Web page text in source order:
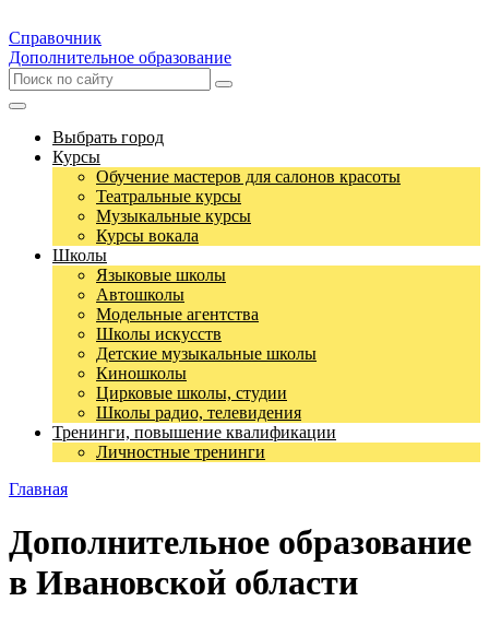
Справочник
Дополнительное образование
Выбрать город
Курсы
Обучение мастеров для салонов красоты
Театральные курсы
Музыкальные курсы
Курсы вокала
Школы
Языковые школы
Автошколы
Модельные агентства
Школы искусств
Детские музыкальные школы
Киношколы
Цирковые школы, студии
Школы радио, телевидения
Тренинги, повышение квалификации
Личностные тренинги
Главная
Дополнительное образование
в Ивановской области